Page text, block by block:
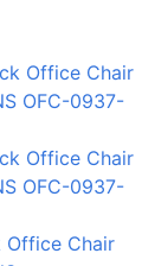
Office Chair